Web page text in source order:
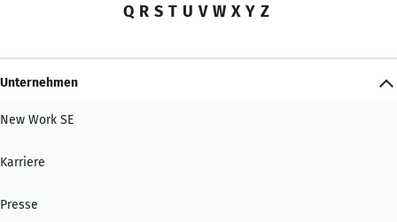
Q R S T U V W X Y Z
Unternehmen
New Work SE
Karriere
Presse